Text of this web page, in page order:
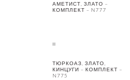
АМЕТИСТ, ЗЛАТО –
КОМПЛЕКТ – N777
ТЮРКОАЗ, ЗЛАТО,
КИНЦУГИ – КОМПЛЕКТ –
N775